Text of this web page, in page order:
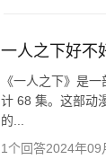
一人之下好不
《一人之下》是
计 68 集。这部动
的...
1个回答2024年09